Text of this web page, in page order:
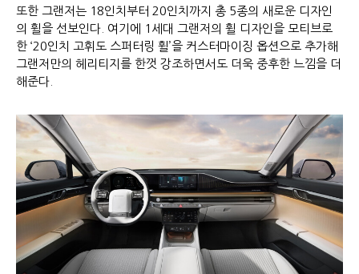
또한 그랜저는 18인치부터 20인치까지 총 5종의 새로운 디자인
의 휠을 선보인다. 여기에 1세대 그랜저의 휠 디자인을 모티브로
한 ‘20인치 고휘도 스퍼터링 휠’을 커스터마이징 옵션으로 추가해
그랜저만의 헤리티지를 한껏 강조하면서도 더욱 중후한 느낌을 더
해준다.